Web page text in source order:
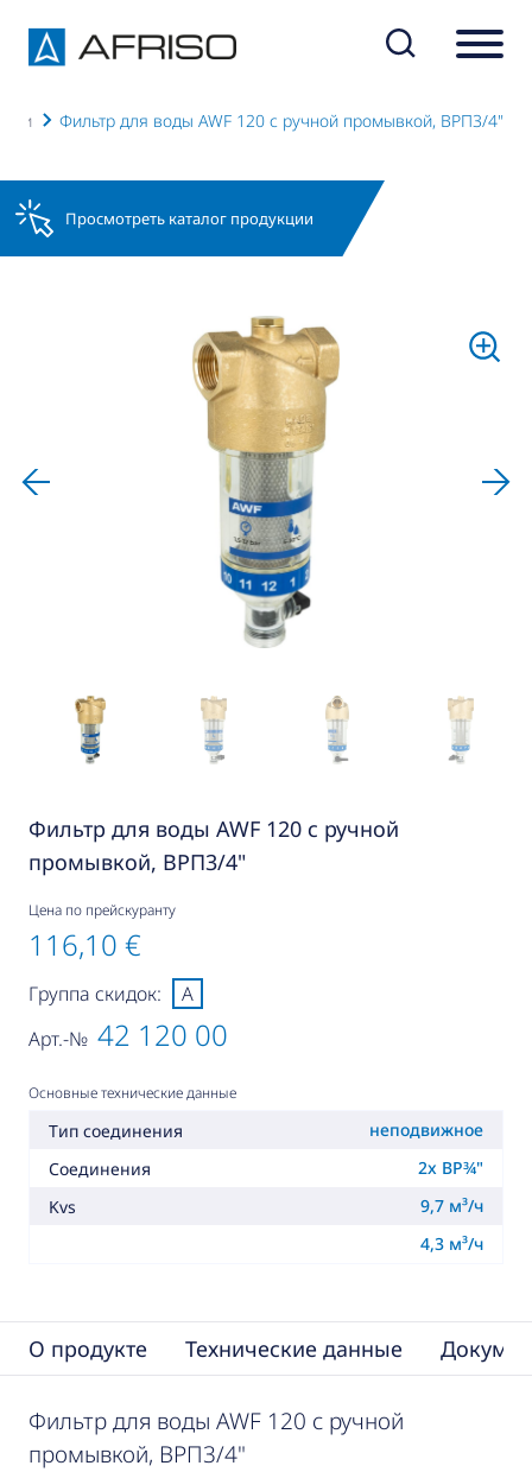
Фильтр для воды AWF 120 с ручной промывкой, ВРП3/4"
Просмотреть каталог продукции
Фильтр для воды AWF 120 с ручной
промывкой, ВРП3/4"
Цена по прейскуранту
116,10 €
Арт.-№ 42 120 00
Группа скидок: A
Основные технические данные
Тип соединения
неподвижное
Соединения
2x ВР¾"
Kvs
9,7 м³/ч
4,3 м³/ч
О продукте Технические данные
Фильтр для воды AWF 120 с ручной
промывкой, ВРП3/4"